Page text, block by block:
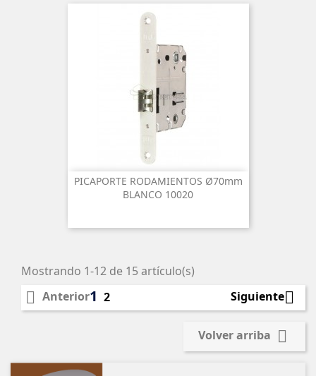
PICAPORTE RODAMIENTOS Ø70mm
BLANCO 10020
Mostrando 1-12 de 15 artículo(s)
 Anterior1 2 Siguiente
Volver arriba 